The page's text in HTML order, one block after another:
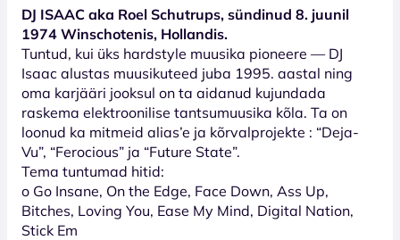
DJ ISAAC aka Roel Schutrups, sündinud 8. juunil
1974 Winschotenis, Hollandis.
Tuntud, kui üks hardstyle muusika pioneere — DJ
Isaac alustas muusikuteed juba 1995. aastal ning
oma karjääri jooksul on ta aidanud kujundada
raskema elektroonilise tantsumuusika kõla. Ta on
loonud ka mitmeid alias’e ja kõrvalprojekte : “Deja-
Vu”, “Ferocious” ja “Future State”.
Tema tuntumad hitid:
o Go Insane, On the Edge, Face Down, Ass Up,
Bitches, Loving You, Ease My Mind, Digital Nation,
Stick Em